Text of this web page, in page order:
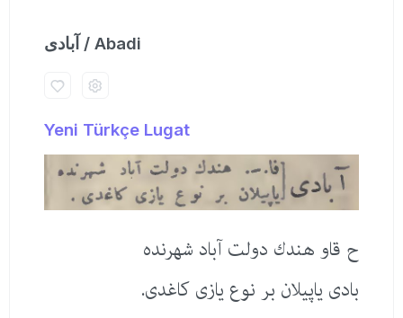
آبادی / Abadi
Yeni Türkçe Lugat
ح قاو هندك دولت آباد شهرنده
بادی یاپیلان بر نوع یازی كاغدی.